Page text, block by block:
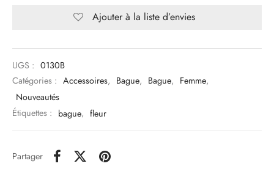
Ajouter à la liste d’envies
UGS : 0130B
Catégories : Accessoires, Bague, Bague, Femme,
Nouveautés
Étiquettes : bague, fleur
Partager